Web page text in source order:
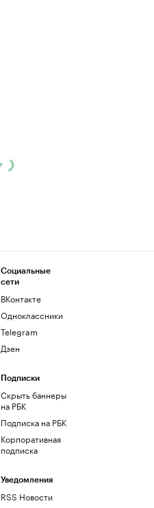
Социальные
сети
ВКонтакте
Одноклассники
Telegram
Дзен
Подписки
Скрыть баннеры
на РБК
Подписка на РБК
Корпоративная
подписка
Уведомления
RSS Новости